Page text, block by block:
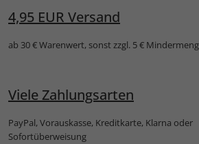
4,95 EUR Versand
ab 30 € Warenwert, sonst zzgl. 5 €
Viele Zahlungsarten
PayPal, Vorauskasse, Kreditkarte, Klarna oder
Sofortüberweisung